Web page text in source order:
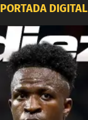
PORTADA DIGITAL